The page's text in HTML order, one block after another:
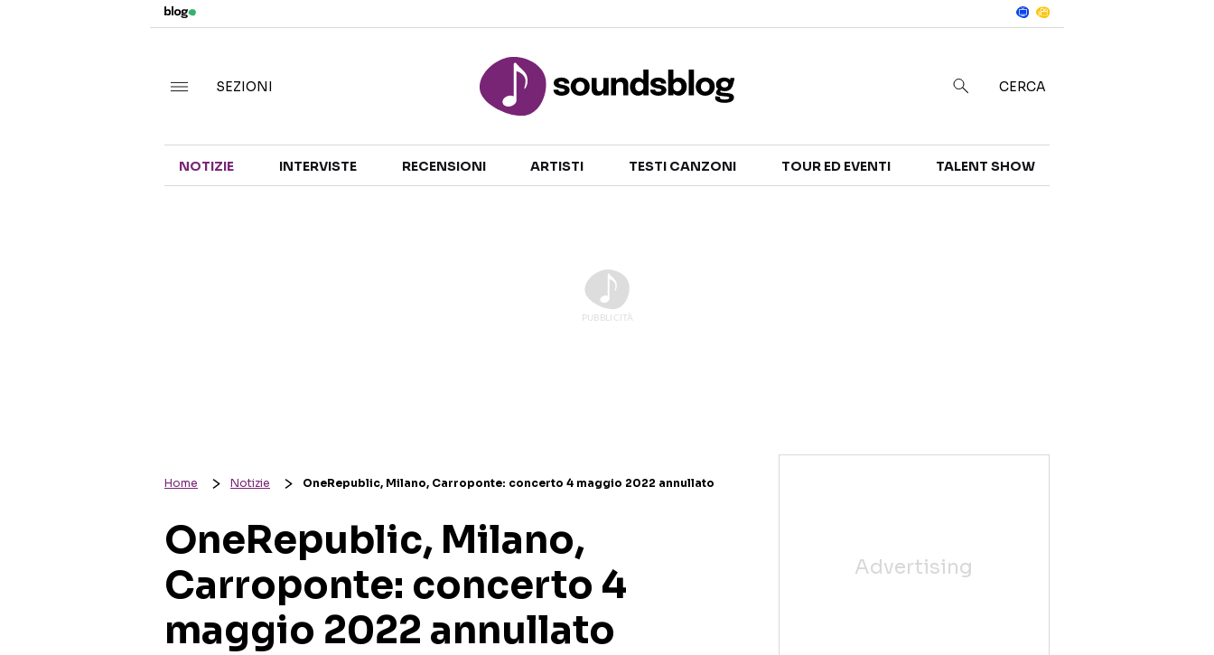
TALENT SHOW
SEZIONI CERCA
NOTIZIE INTERVISTE RECENSIONI ARTISTI TESTI CANZONI TOUR ED EVENTI TALENT SHOW
Home Notizie OneRepublic, Milano, Carroponte: concerto 4 maggio 2022 annullato
OneRepublic, Milano,
Carroponte: concerto 4
maggio 2022 annullato